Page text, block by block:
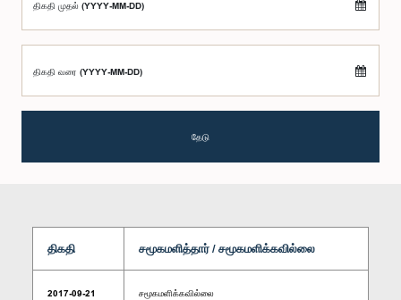
திகதி முதல் (YYYY-MM-DD)
திகதி வரை (YYYY-MM-DD)
தேடு
திகதி சமூகமளித்தார் / சமூகமளிக்கவில்லை
2017-09-21 சமூகமளிக்கவில்லை